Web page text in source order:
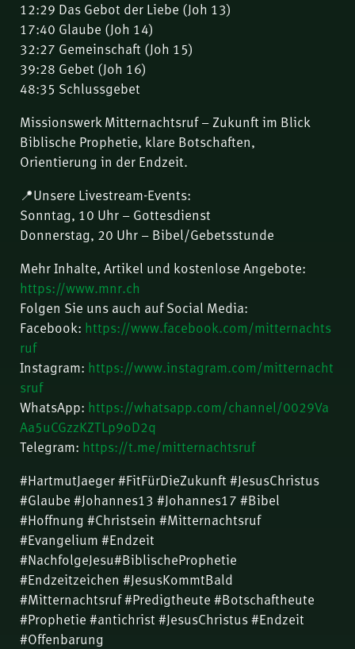
12:29 Das Gebot der Liebe (Joh 13)
17:40 Glaube (Joh 14)
32:27 Gemeinschaft (Joh 15)
39:28 Gebet (Joh 16)
48:35 Schlussgebet
Missionswerk Mitternachtsruf – Zukunft im Blick
Biblische Prophetie, klare Botschaften,
Orientierung in der Endzeit.
📍Unsere Livestream-Events:
Sonntag, 10 Uhr – Gottesdienst
Donnerstag, 20 Uhr – Bibel/Gebetsstunde
Mehr Inhalte, Artikel und kostenlose Angebote:
https://www.mnr.ch
Folgen Sie uns auch auf Social Media:
Facebook: https://www.facebook.com/mitternachts
ruf
Instagram: https://www.instagram.com/mitternacht
sruf
WhatsApp: https://whatsapp.com/channel/0029Va
Aa5uCGzzKZTLp9oD2q
Telegram: https://t.me/mitternachtsruf
#HartmutJaeger #FitFürDieZukunft #JesusChristus
#Glaube #Johannes13 #Johannes17 #Bibel
#Hoffnung #Christsein #Mitternachtsruf
#Evangelium #Endzeit
#NachfolgeJesu#BiblischeProphetie
#Endzeitzeichen #JesusKommtBald
#Mitternachtsruf #Predigtheute #Botschaftheute
#Prophetie #antichrist #JesusChristus #Endzeit
#Offenbarung